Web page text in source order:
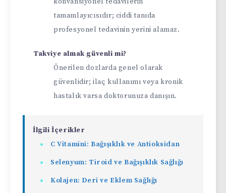
tamamlayıcısıdır; ciddi tanıda
profesyonel tedavinin yerini alamaz.
Takviye almak güvenli mi?
Önerilen dozlarda genel olarak
güvenlidir; ilaç kullanımı veya kronik
hastalık varsa doktorunuza danışın.
İlgili İçerikler
C Vitamini: Bağışıklık ve Antioksidan
Selenyum: Tiroid ve Bağışıklık Sağlığı
Kolajen: Deri ve Eklem Sağlığı